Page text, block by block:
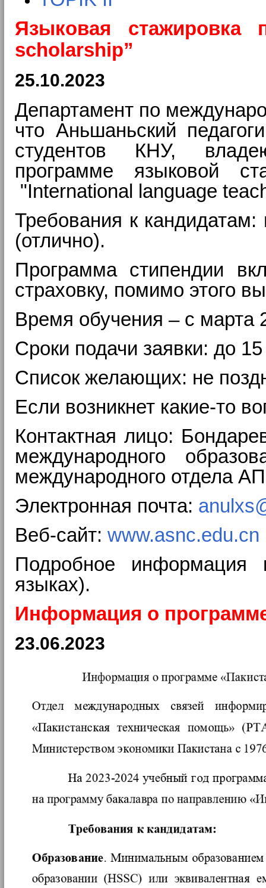
Языковая стажировка
scholarship”
25.10.2023
Департамент по
что Аньшаньский
студентов КНУ,
программе языковой
"International language
Требования к
(отлично).
Программа стипендии
страховку, помимо этого
Время обучения – с марта
Сроки подачи заявки: до
Список желающих: не
Если возникнет какие-то
Контактная лицо:
международного
международного отдела
Электронная почта:
Веб-сайт: www.asnc.edu.cn
Подробное информация
языках).
Информация о
23.06.2023